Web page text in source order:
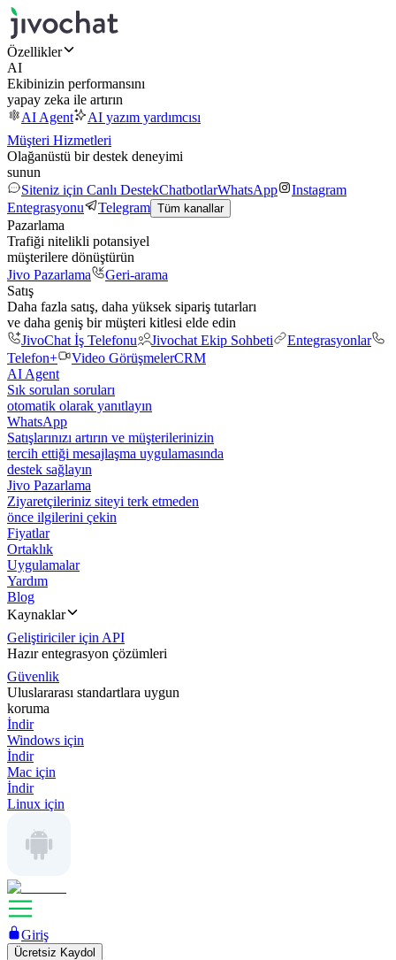
Özellikler
AI
Ekibinizin performansını
yapay zeka ile artırın
AI Agent
AI yazım yardımcısı
Müşteri Hizmetleri
Olağanüstü bir destek deneyimi
sunun
Siteniz için Canlı DestekChatbotlarWhatsApp
Instagram
Entegrasyonu
Telegram Tüm kanallar
Pazarlama
Trafiği nitelikli potansiyel
müşterilere dönüştürün
Jivo Pazarlama
Geri-arama
Satış
Daha fazla satış, daha yüksek sipariş tutarları
ve daha geniş bir müşteri kitlesi elde edin
JivoChat İş Telefonu
Jivochat Ekip Sohbeti
Entegrasyonlar
Telefon+
Video GörüşmelerCRM
AI Agent
Sık sorulan soruları
otomatik olarak yanıtlayın
WhatsApp
Satışlarınızı artırın ve müşterilerinizin
tercih ettiği mesajlaşma uygulamasında
destek sağlayın
Jivo Pazarlama
Ziyaretçileriniz siteyi terk etmeden
önce ilgilerini çekin
Fiyatlar
Ortaklık
Uygulamalar
Yardım
Blog
Kaynaklar
Geliştiriciler için API
Hazır entegrasyon çözümleri
Güvenlik
Uluslararası standartlara uygun
koruma
İndir
Windows için
İndir
Mac için
İndir
Linux için
Giriş
Ücretsiz Kaydol